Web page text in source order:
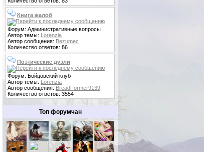
Книга жалоб
Форум: Административные вопросы
Автор темы: Lorenzia
Автор сообщения: Bezumec
Количество ответов: 86
Поэтические дуэли
Форум: Бойцовский клуб
Автор темы: Lorenzia
Автор сообщения: BreadFormer9139
Количество ответов: 3554
Топ форумчан